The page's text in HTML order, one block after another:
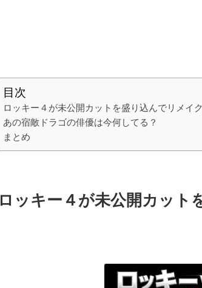
目次
ロッキー４が未公開カットを盛り込んでリメイ
あの宿敵ドラゴの俳優は今何してる？
まとめ
ロッキー４が未公開カット